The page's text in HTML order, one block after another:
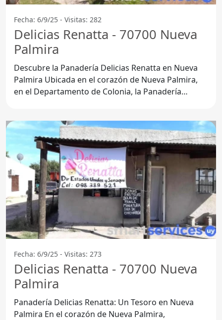
Fecha: 6/9/25 - Visitas: 282
Delicias Renatta - 70700 Nueva
Palmira
Descubre la Panadería Delicias Renatta en Nueva
Palmira Ubicada en el corazón de Nueva Palmira,
en el Departamento de Colonia, la Panadería
Fecha: 6/9/25 - Visitas: 273
Delicias Renatta - 70700 Nueva
Palmira
Panadería Delicias Renatta: Un Tesoro en Nueva
Palmira En el corazón de Nueva Palmira,